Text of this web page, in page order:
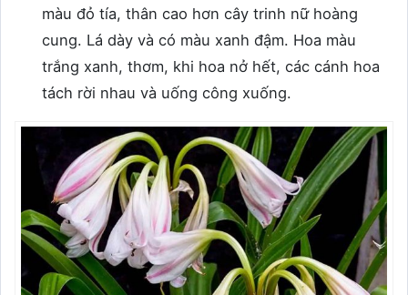
màu đỏ tía, thân cao hơn cây trinh nữ hoàng
cung. Lá dày và có màu xanh đậm. Hoa màu
trắng xanh, thơm, khi hoa nở hết, các cánh hoa
tách rời nhau và uống công xuống.